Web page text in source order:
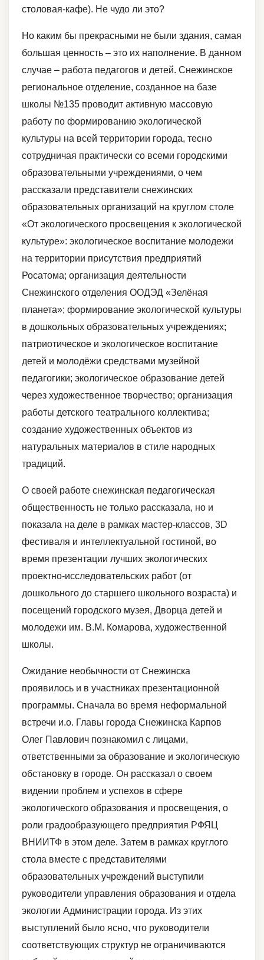
столовая-кафе). Не чудо ли это?
Но каким бы прекрасными не были здания, самая
большая ценность – это их наполнение. В данном
случае – работа педагогов и детей. Снежинское
региональное отделение, созданное на базе
школы №135 проводит активную массовую
работу по формированию экологической
культуры на всей территории города, тесно
сотрудничая практически со всеми городскими
образовательными учреждениями, о чем
рассказали представители снежинских
образовательных организаций на круглом столе
«От экологического просвещения к экологической
культуре»: экологическое воспитание молодежи
на территории присутствия предприятий
Росатома; организация деятельности
Снежинского отделения ООДЭД «Зелёная
планета»; формирование экологической культуры
в дошкольных образовательных учреждениях;
патриотическое и экологическое воспитание
детей и молодёжи средствами музейной
педагогики; экологическое образование детей
через художественное творчество; организация
работы детского театрального коллектива;
создание художественных объектов из
натуральных материалов в стиле народных
традиций.
О своей работе снежинская педагогическая
общественность не только рассказала, но и
показала на деле в рамках мастер-классов, 3D
фестиваля и интеллектуальной гостиной, во
время презентации лучших экологических
проектно-исследовательских работ (от
дошкольного до старшего школьного возраста) и
посещений городского музея, Дворца детей и
молодежи им. В.М. Комарова, художественной
школы.
Ожидание необычности от Снежинска
проявилось и в участниках презентационной
программы. Сначала во время неформальной
встречи и.о. Главы города Снежинска Карпов
Олег Павлович познакомил с лицами,
ответственными за образование и экологическую
обстановку в городе. Он рассказал о своем
видении проблем и успехов в сфере
экологического образования и просвещения, о
роли градообразующего предприятия РФЯЦ
ВНИИТФ в этом деле. Затем в рамках круглого
стола вместе с представителями
образовательных учреждений выступили
руководители управления образования и отдела
экологии Администрации города. Из этих
выступлений было ясно, что руководители
соответствующих структур не ограничиваются